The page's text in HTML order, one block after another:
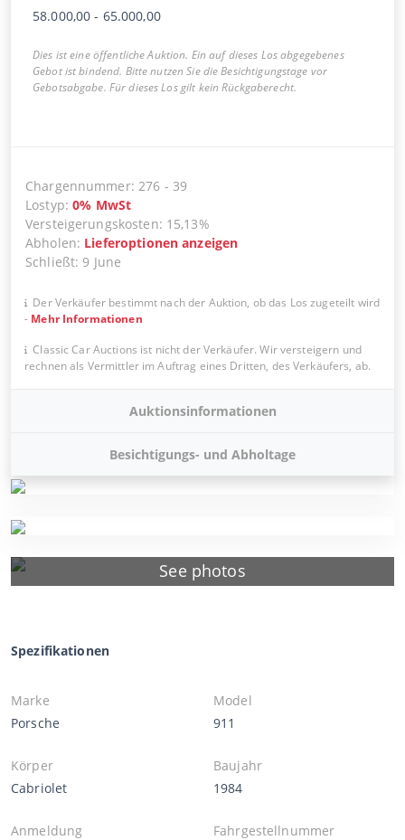
See photos
58.000,00 - 65.000,00
Dies ist eine öffentliche Auktion. Ein auf dieses Los abgegebenes
Gebot ist bindend. Bitte nutzen Sie die Besichtigungstage vor
Gebotsabgabe. Für dieses Los gilt kein Rückgaberecht.
Chargennummer:276 - 39
Lostyp:0% MwSt
Versteigerungskosten: 15,13%
Abholen: Lieferoptionen anzeigen
Schließt: 9 June
Der Verkäufer bestimmt nach der Auktion, ob das Los zugeteilt wird
- Mehr Informationen
Classic Car Auctions ist nicht der Verkäufer. Wir versteigern und
rechnen als Vermittler im Auftrag eines Dritten, des Verkäufers, ab.
Auktionsinformationen
Besichtigungs- und Abholtage
Spezifikationen
Marke
Porsche
Model
911
Körper
Cabriolet
Baujahr
1984
Anmeldung
Fahrgestellnummer